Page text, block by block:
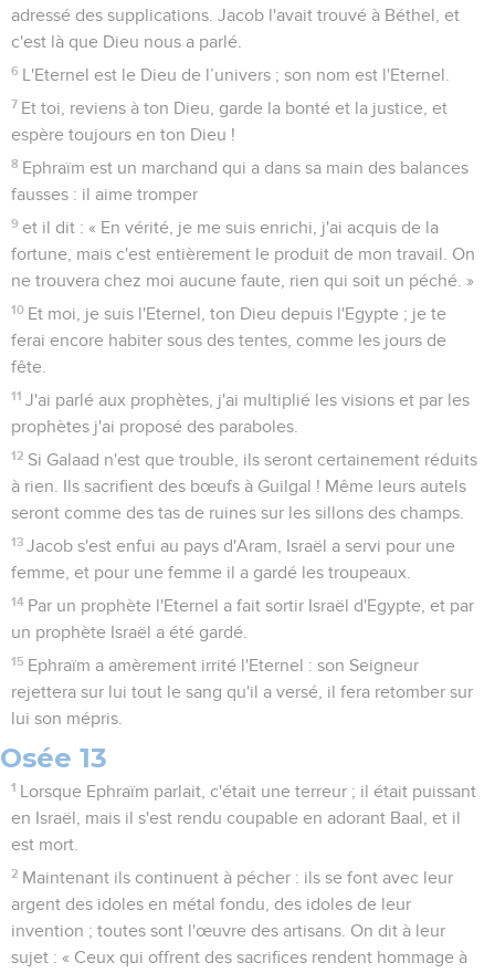
adressé des supplications. Jacob l'avait trouvé à Béthel, et
c'est là que Dieu nous a parlé.
6 L'Eternel est le Dieu de l’univers ; son nom est l'Eternel.
7 Et toi, reviens à ton Dieu, garde la bonté et la justice, et
espère toujours en ton Dieu !
8 Ephraïm est un marchand qui a dans sa main des balances
fausses : il aime tromper
9 et il dit : « En vérité, je me suis enrichi, j'ai acquis de la
fortune, mais c'est entièrement le produit de mon travail. On
ne trouvera chez moi aucune faute, rien qui soit un péché. »
10 Et moi, je suis l'Eternel, ton Dieu depuis l'Egypte ; je te
ferai encore habiter sous des tentes, comme les jours de
fête.
11 J'ai parlé aux prophètes, j'ai multiplié les visions et par les
prophètes j'ai proposé des paraboles.
12 Si Galaad n'est que trouble, ils seront certainement réduits
à rien. Ils sacrifient des bœufs à Guilgal ! Même leurs autels
seront comme des tas de ruines sur les sillons des champs.
13 Jacob s'est enfui au pays d'Aram, Israël a servi pour une
femme, et pour une femme il a gardé les troupeaux.
14 Par un prophète l'Eternel a fait sortir Israël d'Egypte, et par
un prophète Israël a été gardé.
15 Ephraïm a amèrement irrité l'Eternel : son Seigneur
rejettera sur lui tout le sang qu'il a versé, il fera retomber sur
lui son mépris.
Osée 13
1 Lorsque Ephraïm parlait, c'était une terreur ; il était puissant
en Israël, mais il s'est rendu coupable en adorant Baal, et il
est mort.
2 Maintenant ils continuent à pécher : ils se font avec leur
argent des idoles en métal fondu, des idoles de leur
invention ; toutes sont l'œuvre des artisans. On dit à leur
sujet : « Ceux qui offrent des sacrifices rendent hommage à